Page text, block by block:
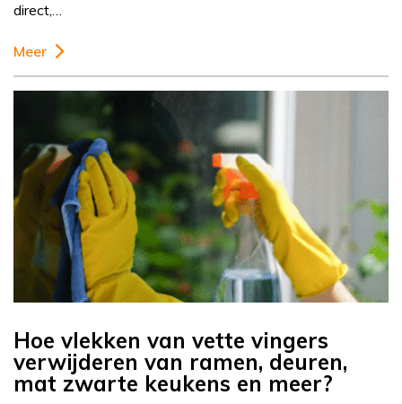
direct,…
Meer
Hoe vlekken van vette vingers
verwijderen van ramen, deuren,
mat zwarte keukens en meer?